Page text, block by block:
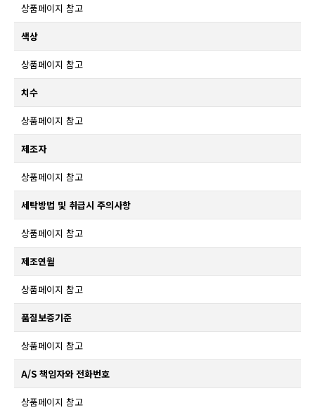
상품페이지 참고
색상
상품페이지 참고
치수
상품페이지 참고
제조자
상품페이지 참고
세탁방법 및 취급시 주의사항
상품페이지 참고
제조연월
상품페이지 참고
품질보증기준
상품페이지 참고
A/S 책임자와 전화번호
상품페이지 참고